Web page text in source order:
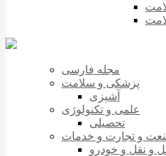
مجله فارسی
پزشکی و سلامت
آشپزی
علمی و تکنولوژی
تحصیلی
و تجارت و خدمات
و نقل و خودرو